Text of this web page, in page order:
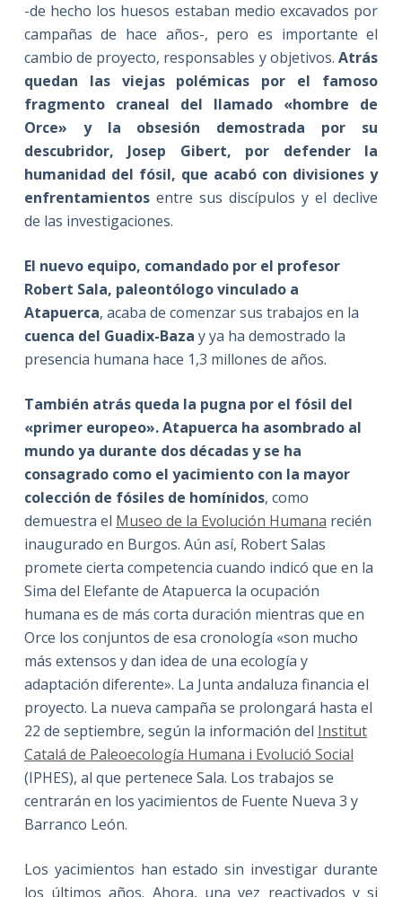
-de hecho los huesos estaban medio excavados por
campañas de hace años-, pero es importante el
cambio de proyecto, responsables y objetivos.Atrás
quedan las viejas polémicas por el famoso
fragmento craneal del llamado «hombre de
Orce» y la obsesión demostrada por su
descubridor, Josep Gibert, por defender la
humanidad del fósil, que acabó con divisiones y
enfrentamientosentre sus discípulos y el declive
de las investigaciones.
El nuevo equipo, comandado por el profesor
Robert Sala, paleontólogo vinculado a
Atapuerca, acaba de comenzar sus trabajos en la
cuenca del Guadix-Baza y ya ha demostrado la
presencia humana hace 1,3 millones de años.
También atrás queda la pugna por el fósil del
«primer europeo». Atapuerca ha asombrado al
mundo ya durante dos décadas y se ha
consagrado como el yacimiento con la mayor
colección de fósiles de homínidos, como
demuestra el Museo de la Evolución Humana recién
inaugurado en Burgos. Aún así, Robert Salas
promete cierta competencia cuando indicó que en la
Sima del Elefante de Atapuerca la ocupación
humana es de más corta duración mientras que en
Orce los conjuntos de esa cronología «son mucho
más extensos y dan idea de una ecología y
adaptación diferente». La Junta andaluza financia el
proyecto. La nueva campaña se prolongará hasta el
22 de septiembre, según la información del Institut
Catalá de Paleoecología Humana i Evolució Social
(IPHES), al que pertenece Sala. Los trabajos se
centrarán en los yacimientos de Fuente Nueva 3 y
Barranco León.
Los yacimientos han estado sin investigar durante
los últimos años. Ahora, una vez reactivados y si